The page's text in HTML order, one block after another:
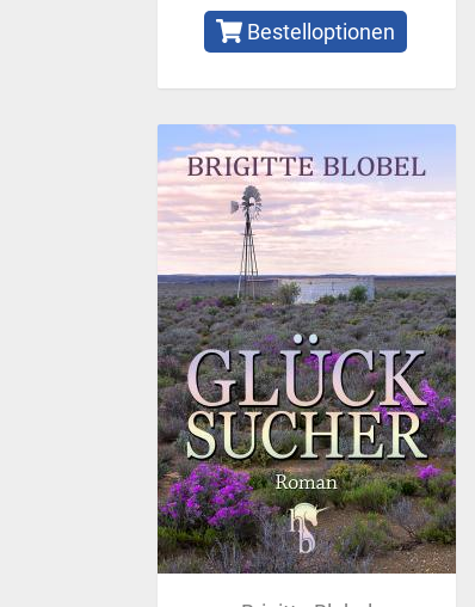
Bestelloptionen